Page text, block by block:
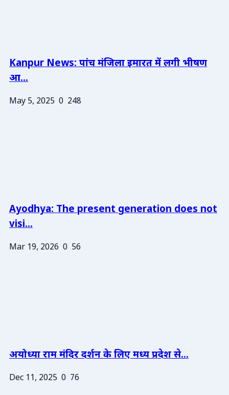
Kanpur News: पांच मंजिला इमारत में लगी भीषण
आ...
May 5, 2025 0 248
Ayodhya: The present generation does not
visi...
Mar 19, 2026 0 56
अयोध्या राम मंदिर दर्शन के लिए मध्य प्रदेश से...
Dec 11, 2025 0 76